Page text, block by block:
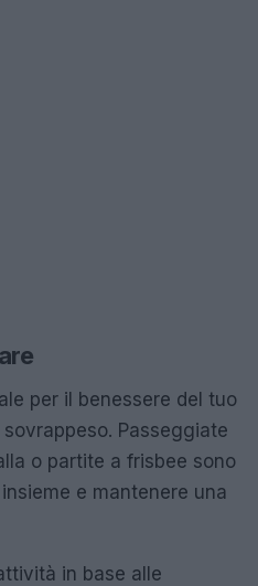
per il benessere del tuo
Passeggiate
o partite a frisbee sono
e mantenere una
in base alle